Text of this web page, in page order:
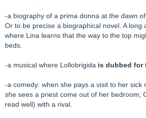
-a biography of a prima donna at the dawn
Or to be precise a biographical novel. A long
where Lina learns that the way to the top
beds.
-a musical where Lollobrigida is dubbed for
-a comedy: when she pays a visit to her sick
she sees a priest come out of her bedroom;
read well) with a rival.